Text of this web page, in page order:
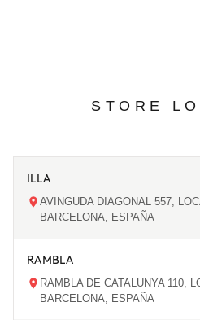
STORE
ILLA
AVINGUDA DIAGONAL 557,
BARCELONA, ESPAÑA
RAMBLA
RAMBLA DE CATALUNYA 110,
BARCELONA, ESPAÑA